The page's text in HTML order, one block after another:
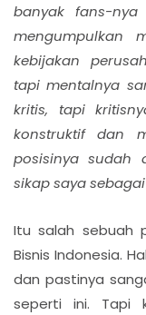
banyak fans-
mengumpulkan
kebijakan
tapi mentalnya
kritis, tapi
konstruktif dan
posisinya sudah
sikap saya
Itu salah sebuah
Bisnis Indonesia.
dan pastinya
seperti ini. Tapi